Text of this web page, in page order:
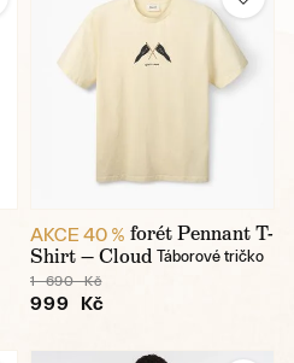
AKCE 40 % forét Pennant T-
Shirt — Cloud Táborové tričko
1 690 Kč
999 Kč